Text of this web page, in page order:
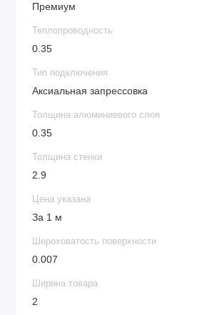
Премиум
Теплопроводность
0.35
Тип подключения
Аксиальная запрессовка
Толщина алюминиевого слоя
0.35
Толщина стенки
2.9
Цена указана
За 1 м
Шероховатость поверхности
0.007
Ширина товара
2